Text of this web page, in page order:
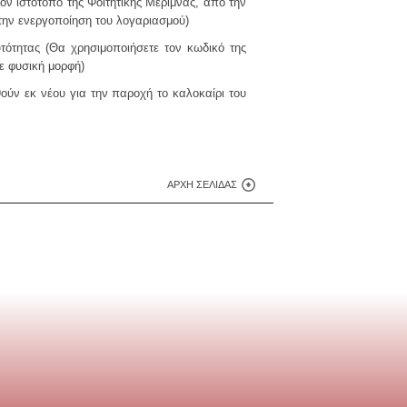
ενεργοποίηση του λογαριασμού)
(Θα χρησιμοποιήσετε τον κωδικό της
φυσική μορφή)
εκ νέου για την παροχή το καλοκαίρι του
ΑΡΧΉ ΣΕΛΊΔΑΣ